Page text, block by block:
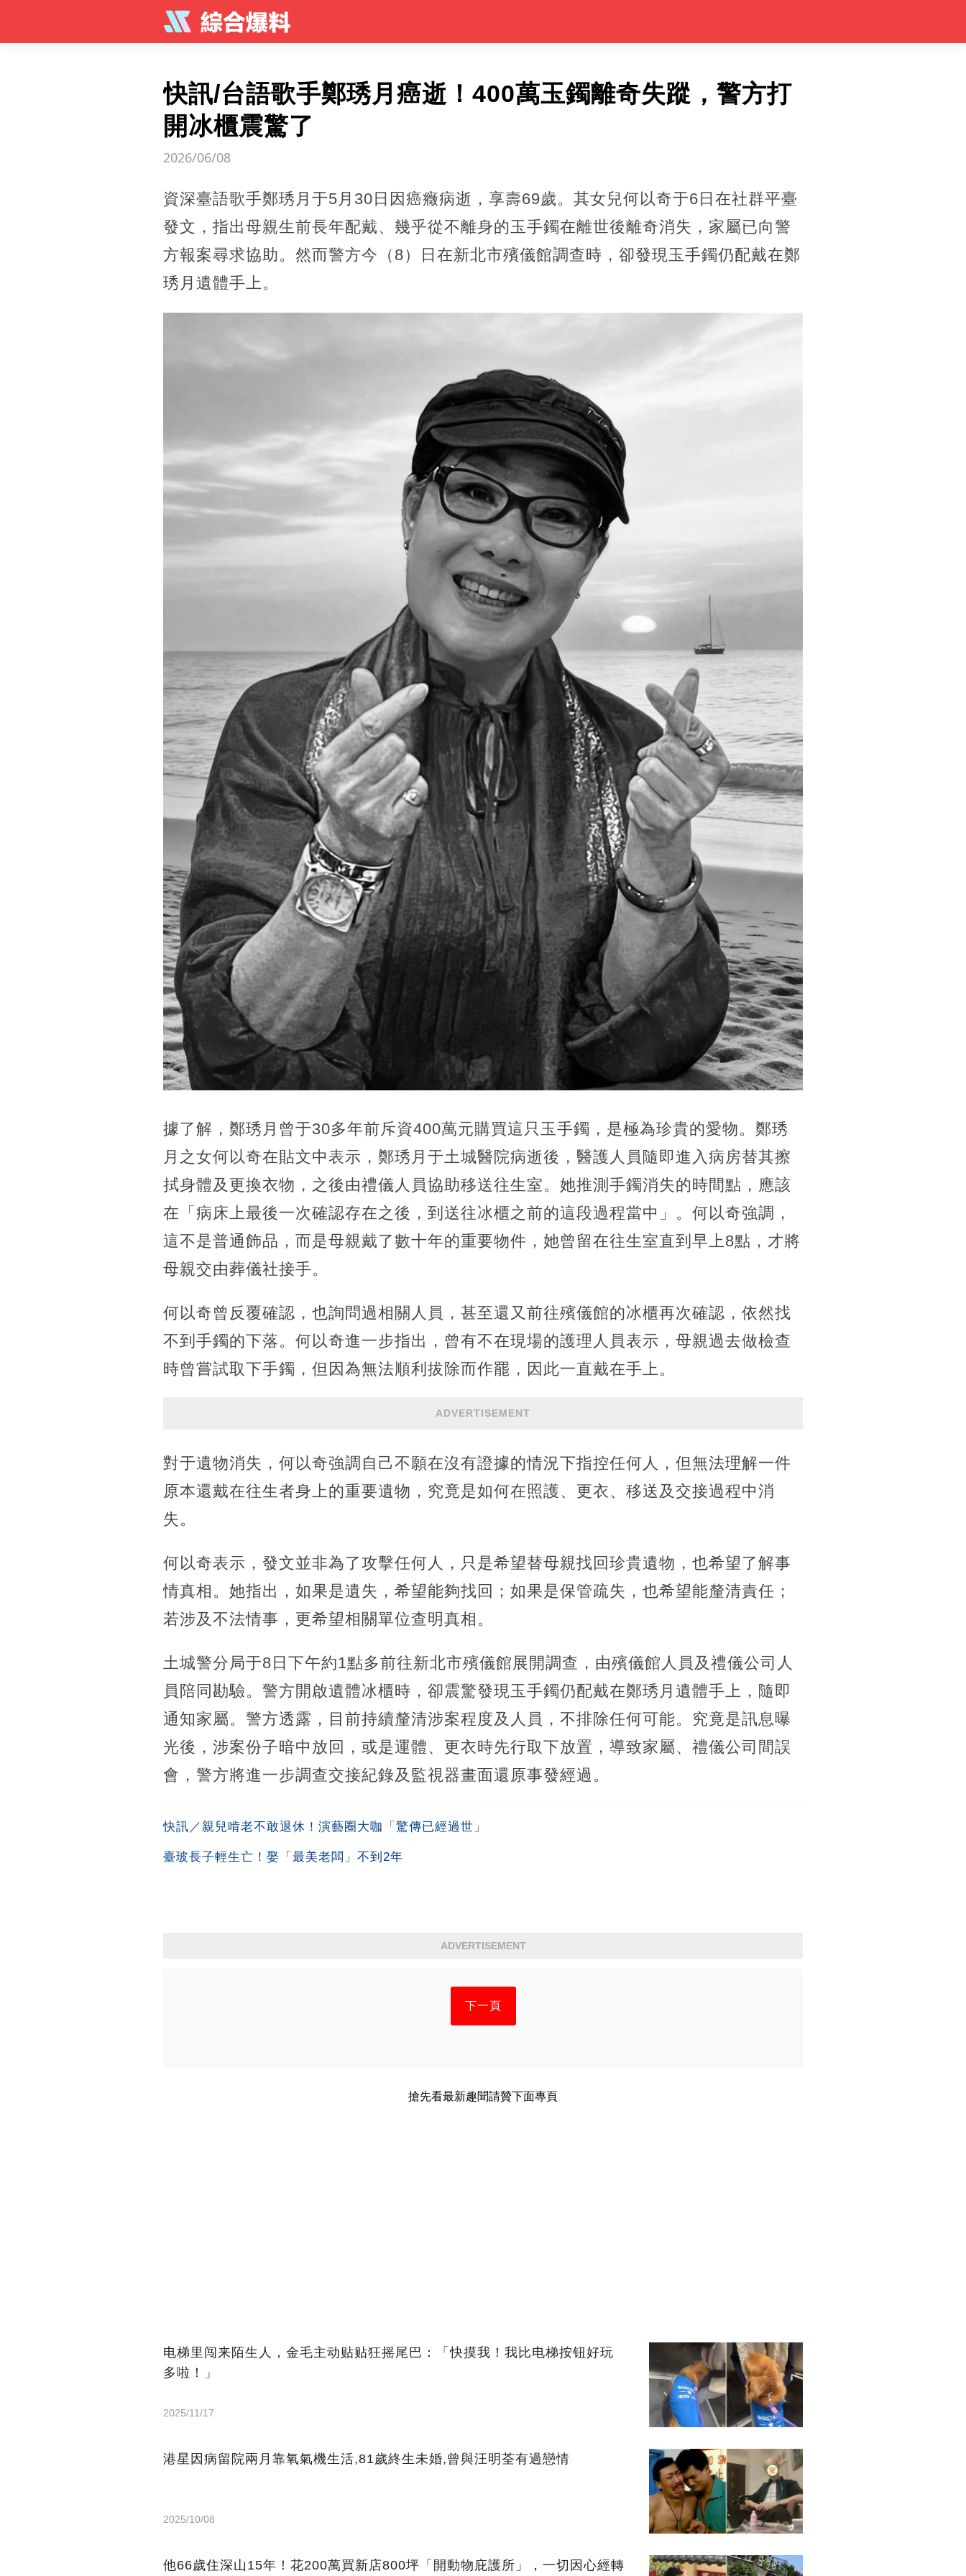
快訊/台語歌手鄭琇月癌逝！400萬玉鐲離奇失蹤，警方打
開冰櫃震驚了
2026/06/08
資深臺語歌手鄭琇月于5月30日因癌癥病逝，享壽69歲。其女兒何以奇于6日在社群平臺
發文，指出母親生前長年配戴、幾乎從不離身的玉手鐲在離世後離奇消失，家屬已向警
方報案尋求協助。然而警方今（8）日在新北市殯儀館調查時，卻發現玉手鐲仍配戴在鄭
琇月遺體手上。
據了解，鄭琇月曾于30多年前斥資400萬元購買這只玉手鐲，是極為珍貴的愛物。鄭琇
月之女何以奇在貼文中表示，鄭琇月于土城醫院病逝後，醫護人員隨即進入病房替其擦
拭身體及更換衣物，之後由禮儀人員協助移送往生室。她推測手鐲消失的時間點，應該
在「病床上最後一次確認存在之後，到送往冰櫃之前的這段過程當中」。何以奇強調，
這不是普通飾品，而是母親戴了數十年的重要物件，她曾留在往生室直到早上8點，才將
母親交由葬儀社接手。
何以奇曾反覆確認，也詢問過相關人員，甚至還又前往殯儀館的冰櫃再次確認，依然找
不到手鐲的下落。何以奇進一步指出，曾有不在現場的護理人員表示，母親過去做檢查
時曾嘗試取下手鐲，但因為無法順利拔除而作罷，因此一直戴在手上。
ADVERTISEMENT
對于遺物消失，何以奇強調自己不願在沒有證據的情況下指控任何人，但無法理解一件
原本還戴在往生者身上的重要遺物，究竟是如何在照護、更衣、移送及交接過程中消
失。
何以奇表示，發文並非為了攻擊任何人，只是希望替母親找回珍貴遺物，也希望了解事
情真相。她指出，如果是遺失，希望能夠找回；如果是保管疏失，也希望能釐清責任；
若涉及不法情事，更希望相關單位查明真相。
土城警分局于8日下午約1點多前往新北市殯儀館展開調查，由殯儀館人員及禮儀公司人
員陪同勘驗。警方開啟遺體冰櫃時，卻震驚發現玉手鐲仍配戴在鄭琇月遺體手上，隨即
通知家屬。警方透露，目前持續釐清涉案程度及人員，不排除任何可能。究竟是訊息曝
光後，涉案份子暗中放回，或是運體、更衣時先行取下放置，導致家屬、禮儀公司間誤
會，警方將進一步調查交接紀錄及監視器畫面還原事發經過。
快訊／親兒啃老不敢退休！演藝圈大咖「驚傳已經過世」
臺玻長子輕生亡！娶「最美老闆」不到2年
ADVERTISEMENT
下一頁
搶先看最新趣聞請贊下面專頁
电梯里闯来陌生人，金毛主动贴贴狂摇尾巴：「快摸我！我比电梯按钮好玩
多啦！」
2025/11/17
港星因病留院兩月靠氧氣機生活,81歲終生未婚,曾與汪明荃有過戀情
2025/10/08
他66歲住深山15年！花200萬買新店800坪「開動物庇護所」，一切因心經轉